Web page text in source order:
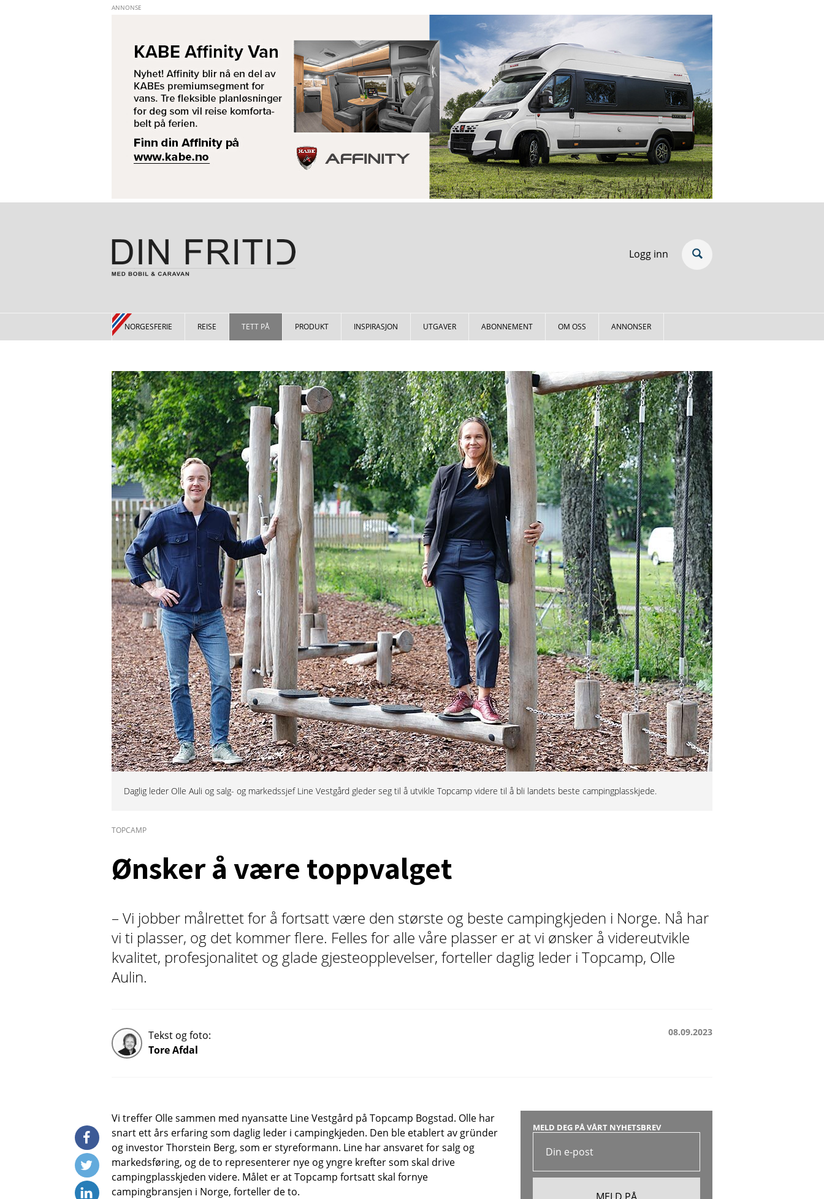
Logg inn
NORGESFERIE REISE TETT PÅ PRODUKT INSPIRASJON UTGAVER ABONNEMENT OM OSS ANNONSER
Daglig leder Olle Auli og salg- og markedssjef Line Vestgård gleder seg til å utvikle Topcamp videre til å bli landets beste campingplasskjede.
TOPCAMP
Ønsker å være toppvalget
– Vi jobber målrettet for å fortsatt være den største og beste campingkjeden i Norge. Nå har
vi ti plasser, og det kommer flere. Felles for alle våre plasser er at vi ønsker å videreutvikle
kvalitet, profesjonalitet og glade gjesteopplevelser, forteller daglig leder i Topcamp, Olle
Aulin.
Tekst og foto:
Tore Afdal
08.09.2023
Vi treffer Olle sammen med nyansatte Line Vestgård på Topcamp Bogstad. Olle har
snart ett års erfaring som daglig leder i campingkjeden. Den ble etablert av gründer
og investor Thorstein Berg, som er styreformann. Line har ansvaret for salg og
markedsføring, og de to representerer nye og yngre krefter som skal drive
campingplasskjeden videre. Målet er at Topcamp fortsatt skal fornye
campingbransjen i Norge, forteller de to.
MELD DEG PÅ VÅRT NYHETSBREV